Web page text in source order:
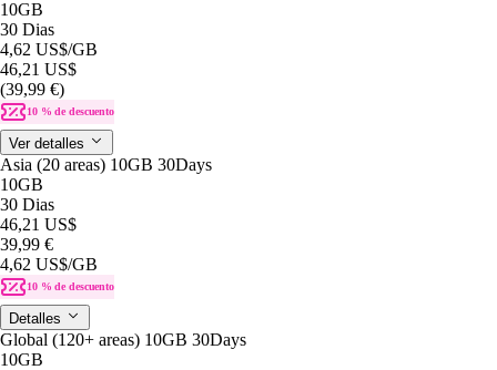
10GB
30 Dias
4,62 US$/GB
46,21 US$
(39,99 €)
10 % de descuento
Ver detalles
Asia (20 areas) 10GB 30Days
10GB
30 Dias
46,21 US$
39,99 €
4,62 US$/GB
10 % de descuento
Detalles
Global (120+ areas) 10GB 30Days
10GB